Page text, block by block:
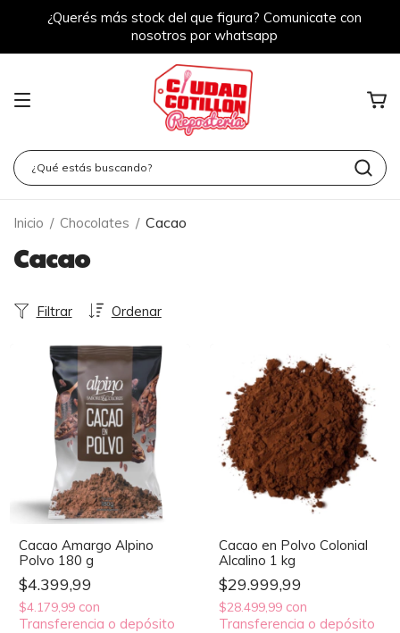
¿Querés más stock del que figura? Comunicate con
nosotros por whatsapp
Inicio / Chocolates / Cacao
Cacao
Ordenar
Filtrar
Cacao Amargo Alpino
Polvo 180 g
$4.399,99
$4.179,99 con
Transferencia o depósito
Cacao en Polvo Colonial
Alcalino 1 kg
$29.999,99
$28.499,99 con
Transferencia o depósito